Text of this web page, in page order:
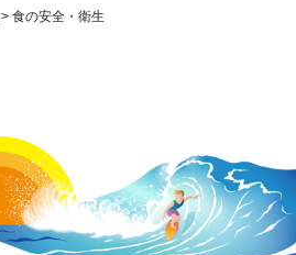
> 食の安全・衛生